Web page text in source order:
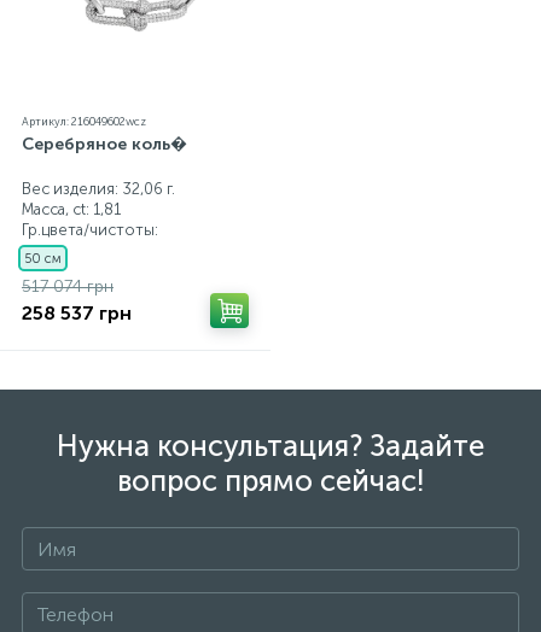
Артикул: 216049602wcz
Серебряное коль�
Вес изделия: 32,06 г.
Масса, ct: 1,81
Гр.цвета/чистоты:
50 см
517 074 грн
258 537 грн
Нужна консультация? Задайте
вопрос прямо сейчас!